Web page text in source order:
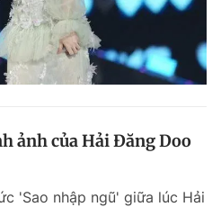
ảnh của Hải Đăng Doo
'Sao nhập ngũ' giữa lúc Hải